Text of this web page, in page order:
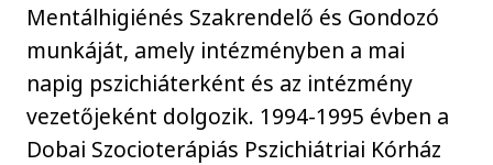
Mentálhigiénés Szakrendelő és Gondozó
munkáját, amely intézményben a mai
napig pszichiáterként és az intézmény
vezetőjeként dolgozik. 1994-1995 évben a
Dobai Szocioterápiás Pszichiátriai Kórház